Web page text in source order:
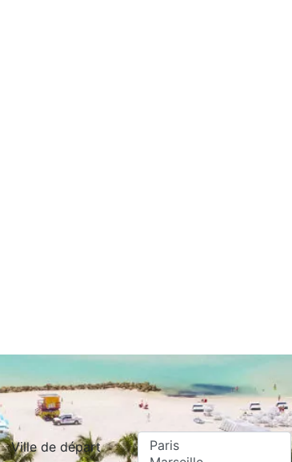
Ville de départ